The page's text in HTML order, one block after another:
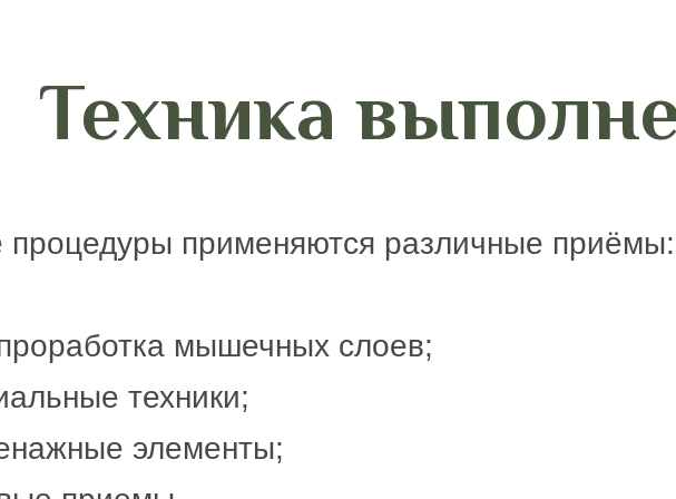
Техника
процедуры применяются различные приёмы:
мышечных слоев;
техники;
элементы;